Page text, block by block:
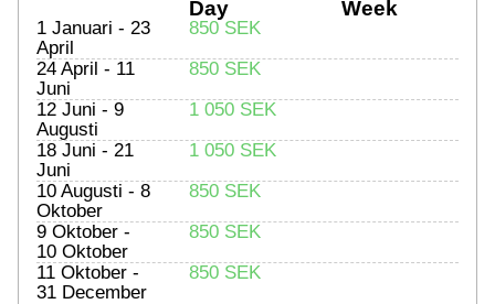
Day
Week
1 Januari - 23
April
850 SEK
24 April - 11
Juni
850 SEK
12 Juni - 9
Augusti
1 050 SEK
18 Juni - 21
Juni
1 050 SEK
10 Augusti - 8
Oktober
850 SEK
9 Oktober -
10 Oktober
850 SEK
11 Oktober -
31 December
850 SEK